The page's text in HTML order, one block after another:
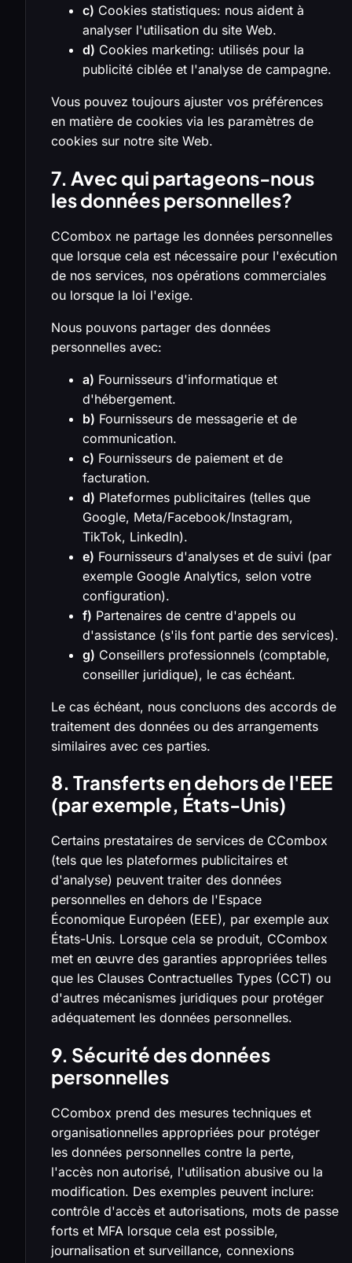
c) Cookies statistiques: nous aident à
analyser l'utilisation du site Web.
d) Cookies marketing: utilisés pour la
publicité ciblée et l'analyse de campagne.
Vous pouvez toujours ajuster vos préférences
en matière de cookies via les paramètres de
cookies sur notre site Web.
7. Avec qui partageons-nous
les données personnelles?
CCombox ne partage les données personnelles
que lorsque cela est nécessaire pour l'exécution
de nos services, nos opérations commerciales
ou lorsque la loi l'exige.
Nous pouvons partager des données
personnelles avec:
a) Fournisseurs d'informatique et
d'hébergement.
b) Fournisseurs de messagerie et de
communication.
c) Fournisseurs de paiement et de
facturation.
d) Plateformes publicitaires (telles que
Google, Meta/Facebook/Instagram,
TikTok, LinkedIn).
e) Fournisseurs d'analyses et de suivi (par
exemple Google Analytics, selon votre
configuration).
f) Partenaires de centre d'appels ou
d'assistance (s'ils font partie des services).
g) Conseillers professionnels (comptable,
conseiller juridique), le cas échéant.
Le cas échéant, nous concluons des accords de
traitement des données ou des arrangements
similaires avec ces parties.
8. Transferts en dehors de l'EEE
(par exemple, États-Unis)
Certains prestataires de services de CCombox
(tels que les plateformes publicitaires et
d'analyse) peuvent traiter des données
personnelles en dehors de l'Espace
Économique Européen (EEE), par exemple aux
États-Unis. Lorsque cela se produit, CCombox
met en œuvre des garanties appropriées telles
que les Clauses Contractuelles Types (CCT) ou
d'autres mécanismes juridiques pour protéger
adéquatement les données personnelles.
9. Sécurité des données
personnelles
CCombox prend des mesures techniques et
organisationnelles appropriées pour protéger
les données personnelles contre la perte,
l'accès non autorisé, l'utilisation abusive ou la
modification. Des exemples peuvent inclure:
contrôle d'accès et autorisations, mots de passe
forts et MFA lorsque cela est possible,
journalisation et surveillance, connexions